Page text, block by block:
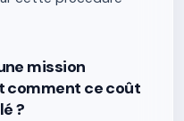
mission
comment ce coût
?